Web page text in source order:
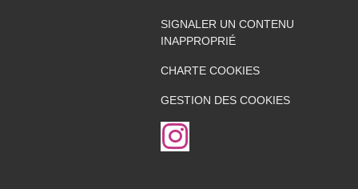
SIGNALER UN CONTENU
INAPPROPRIÉ
CHARTE COOKIES
GESTION DES COOKIES